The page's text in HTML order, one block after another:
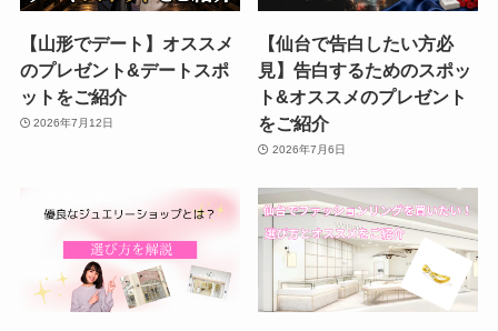
【山形でデート】オススメ
のプレゼント&デートスポ
ットをご紹介
2026年7月12日
【仙台で告白したい方必
見】告白するためのスポッ
ト&オススメのプレゼント
をご紹介
2026年7月6日